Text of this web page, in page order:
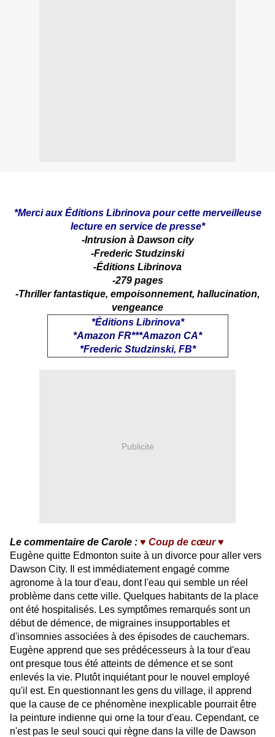
*Merci aux Éditions Librinova pour cette merveilleuse
lecture en service de presse*
-Intrusion à Dawson city
-Frederic Studzinski
-Éditions Librinova
-279 pages
-Thriller fantastique, empoisonnement, hallucination,
vengeance
*Éditions Librinova*
*Amazon FR***Amazon CA*
*Frederic Studzinski, FB*
Publicité
Le commentaire de Carole : ♥ Coup de cœur♥
Eugène quitte Edmonton suite à un divorce pour aller vers
Dawson City. Il est immédiatement engagé comme
agronome à la tour d'eau, dont l'eau qui semble un réel
problème dans cette ville. Quelques habitants de la place
ont été hospitalisés. Les symptômes remarqués sont un
début de démence, de migraines insupportables et
d'insomnies associées à des épisodes de cauchemars.
Eugène apprend que ses prédécesseurs à la tour d'eau
ont presque tous été atteints de démence et se sont
enlevés la vie. Plutôt inquiétant pour le nouvel employé
qu'il est. En questionnant les gens du village, il apprend
que la cause de ce phénomène inexplicable pourrait être
la peinture indienne qui orne la tour d'eau. Cependant, ce
n'est pas le seul souci qui règne dans la ville de Dawson